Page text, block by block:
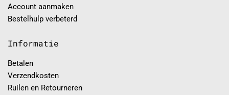
Account aanmaken
Bestelhulp verbeterd
Informatie
Betalen
Verzendkosten
Ruilen en Retourneren